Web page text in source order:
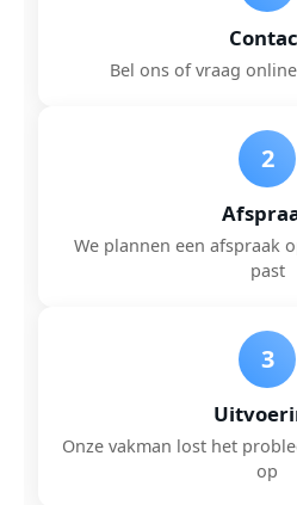
Bel ons of vraag
2
We plannen een afspraak
past
3
Onze vakman lost het
op